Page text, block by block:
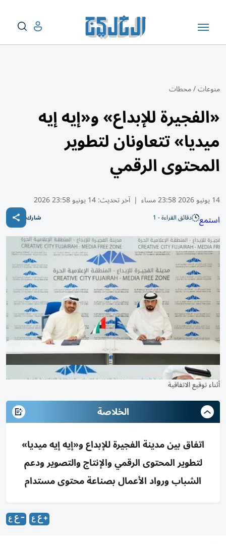
منوعات/محطات
«الفجيرة للإبداع» و«إيه إيه
ميديا» تتعاونان لتطوير
المحتوى الرقمي
14 يونيو 2026 23:58 مساء | آخر تحديث:14 يونيو 23:58 2026
استمع دقائق القراءة - 1 شارك
أثناء توقيع الاتفاقية
الخلاصة
اتفاق بين مدينة الفجيرة للإبداع و«إيه إيه ميديا»
لتطوير المحتوى الرقمي والإنتاج والتصوير ودعم
الشباب ورواد الأعمال بصناعة محتوى مستدام